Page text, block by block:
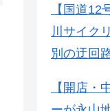
【国道
川サイク
別の迂回
【開店・